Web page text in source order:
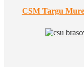
CSM Targu